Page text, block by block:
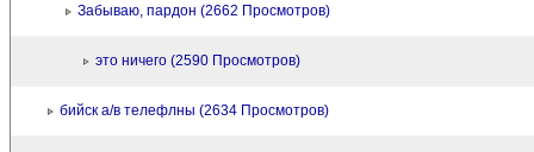
Забываю, пардон (2662 Просмотров)
это ничего (2590 Просмотров)
бийск а/в телефлны (2634 Просмотров)